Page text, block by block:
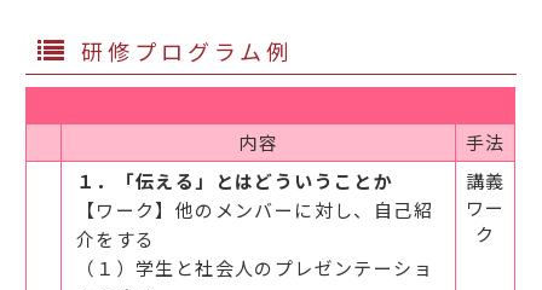
研修プログラム例
内容 手法
１．「伝える」とはどういうことか
【ワーク】他のメンバーに対し、自己紹
介をする
（１）学生と社会人のプレゼンテーショ
講義
ワー
ク